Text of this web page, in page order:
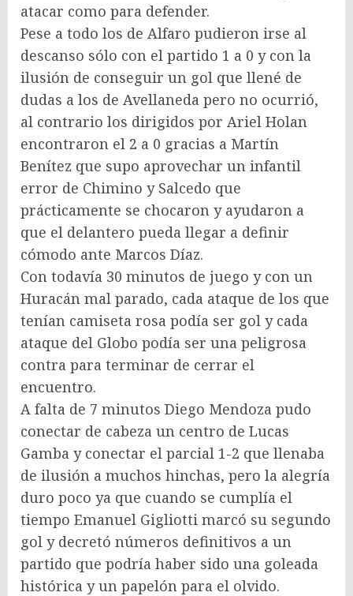
atacar como para defender.
Pese a todo los de Alfaro pudieron irse al
descanso sólo con el partido 1 a 0 y con la
ilusión de conseguir un gol que llené de
dudas a los de Avellaneda pero no ocurrió,
al contrario los dirigidos por Ariel Holan
encontraron el 2 a 0 gracias a Martín
Benítez que supo aprovechar un infantil
error de Chimino y Salcedo que
prácticamente se chocaron y ayudaron a
que el delantero pueda llegar a definir
cómodo ante Marcos Díaz.
Con todavía 30 minutos de juego y con un
Huracán mal parado, cada ataque de los que
tenían camiseta rosa podía ser gol y cada
ataque del Globo podía ser una peligrosa
contra para terminar de cerrar el
encuentro.
A falta de 7 minutos Diego Mendoza pudo
conectar de cabeza un centro de Lucas
Gamba y conectar el parcial 1-2 que llenaba
de ilusión a muchos hinchas, pero la alegría
duro poco ya que cuando se cumplía el
tiempo Emanuel Gigliotti marcó su segundo
gol y decretó números definitivos a un
partido que podría haber sido una goleada
histórica y un papelón para el olvido.